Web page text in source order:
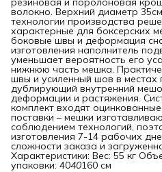
волокно. Верхний диаметр
технологии производства
характерные для боксерских
боковые швы и деформация
изготовления наполнитель
уменьшает вероятность его
нижнюю часть мешка.
швы и усиленный шов в местах
дублирующий внутренний
деформации и растяжения.
комплект входят
поставки – мешки
соблюдением технологий,
изготовления 7-14 рабочих
сложности заказа и
Характеристики: Вес: 55 кг
упаковки: 4040160 см